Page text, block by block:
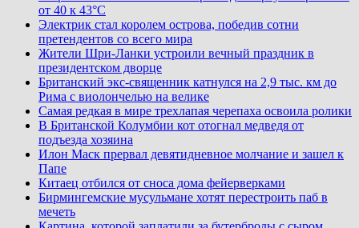
от 40 к 43°C
Электрик стал королем острова, победив сотни
претендентов со всего мира
Жители Шри-Ланки устроили вечный праздник в
президентском дворце
Британский экс-священник катнулся на 2,9 тыс. км до
Рима с виолончелью на велике
Самая редкая в мире трехлапая черепаха освоила ролики
В Британской Колумбии кот отогнал медведя от
подъезда хозяина
Илон Маск прервал девятидневное молчание и зашел к
Папе
Китаец отбился от сноса дома фейерверками
Бирмингемские мусульмане хотят перестроить паб в
мечеть